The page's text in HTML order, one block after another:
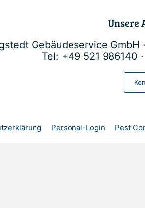
Unsere
Gebäudeservice GmbH
Tel: +49 521 986140
Personal-Login Pest